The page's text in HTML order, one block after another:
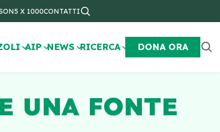
5 X 1000CONTATTI
AIP NEWS RICERCA DONA ORA
UNA FONTE